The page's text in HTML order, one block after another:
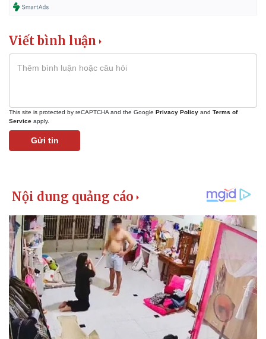
Viết bình luận
This site is protected by reCAPTCHA and the Google Privacy Policy and Terms of
Service apply.
Gửi tin